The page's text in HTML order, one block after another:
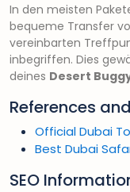
In den meisten
bequeme Transfer
vereinbarten
inbegriffen. Dies
deines Desert
References
Official Dubai
Best Dubai
SEO